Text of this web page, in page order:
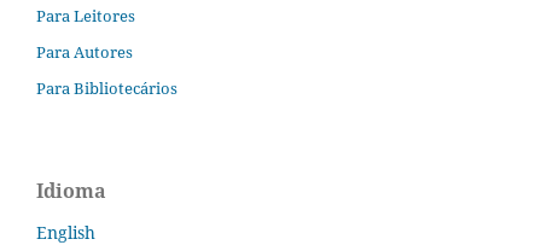
Para Leitores
Para Autores
Para Bibliotecários
Idioma
English